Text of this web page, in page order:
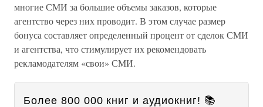
многие СМИ за большие объемы заказов, которые
агентство через них проводит. В этом случае размер
бонуса составляет определенный процент от сделок СМИ
и агентства, что стимулирует их рекомендовать
рекламодателям «свои» СМИ.
Более 800 000 книг и аудиокниг! 📚